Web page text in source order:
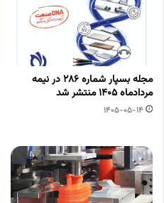
مجله بسپار شماره 286 در نیمه
مردادماه 1405 منتشر شد
1405-05-14